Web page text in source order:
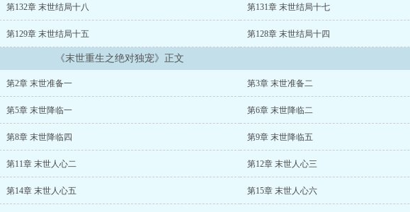
第132章 末世结局十八 第131章 末世结局十七
第129章 末世结局十五 第128章 末世结局十四
《末世重生之绝对独宠》正文
第2章 末世准备一 第3章 末世准备二
第5章 末世降临一 第6章 末世降临二
第8章 末世降临四 第9章 末世降临五
第11章 末世人心二 第12章 末世人心三
第14章 末世人心五 第15章 末世人心六